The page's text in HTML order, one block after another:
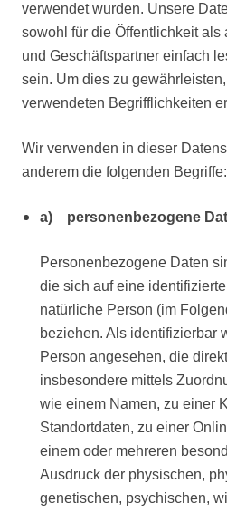
verwendet wurden. Unsere
sowohl für die Öffentlichkeit als
und Geschäftspartner einfach
sein. Um dies zu
verwendeten Begrifflichkeiten
Wir verwenden in dieser
anderem die folgenden Begriffe:
a) personenbezogene
Personenbezogene Daten
die sich auf eine
natürliche Person (im
beziehen. Als identifizierbar
Person angesehen, die
insbesondere mittels
wie einem Namen, zu einer
Standortdaten, zu einer
einem oder mehreren
Ausdruck der physischen,
genetischen, psychischen,